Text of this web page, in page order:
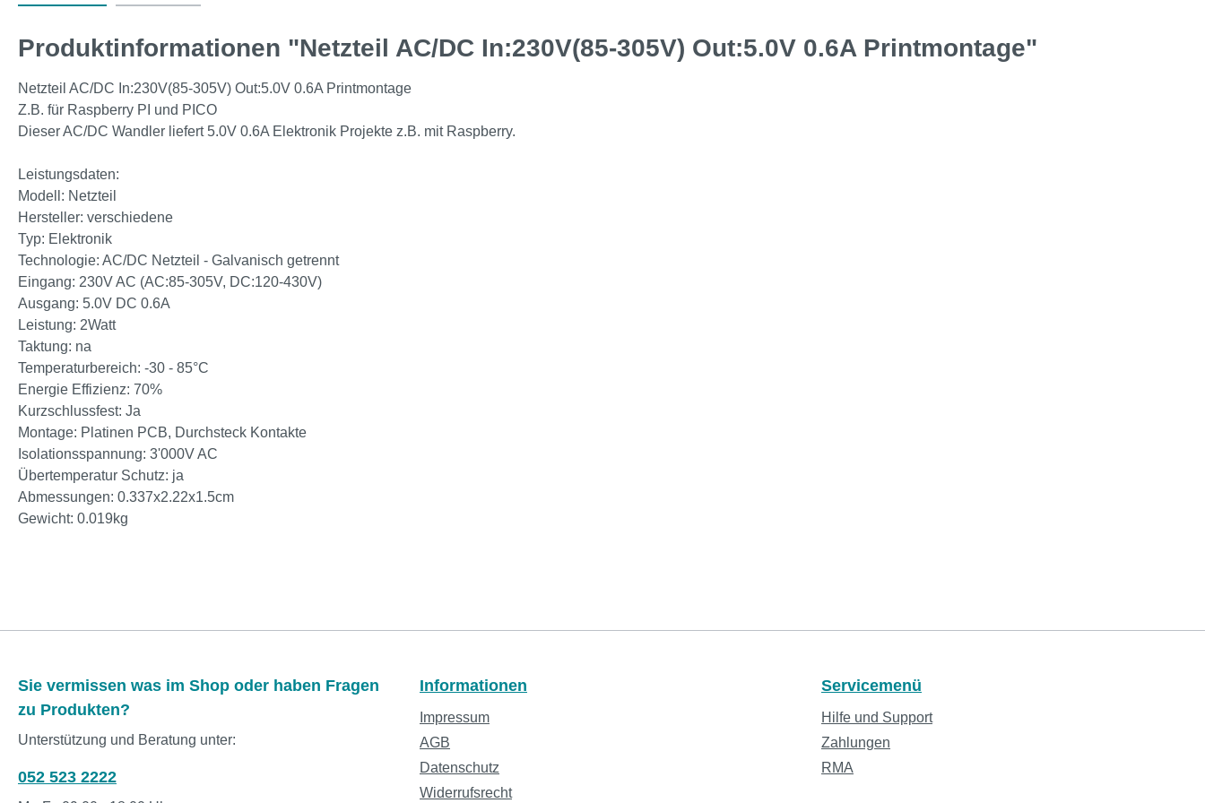
Produktinformationen "Netzteil AC/DC In:230V(85-305V) Out:5.0V 0.6A Printmontage"
Netzteil AC/DC In:230V(85-305V) Out:5.0V 0.6A Printmontage
Z.B. für Raspberry PI und PICO
Dieser AC/DC Wandler liefert 5.0V 0.6A Elektronik Projekte z.B. mit Raspberry.
Leistungsdaten:
Modell: Netzteil
Hersteller: verschiedene
Typ: Elektronik
Technologie: AC/DC Netzteil - Galvanisch getrennt
Eingang: 230V AC (AC:85-305V, DC:120-430V)
Ausgang: 5.0V DC 0.6A
Leistung: 2Watt
Taktung: na
Temperaturbereich: -30 - 85°C
Energie Effizienz: 70%
Kurzschlussfest: Ja
Montage: Platinen PCB, Durchsteck Kontakte
Isolationsspannung: 3'000V AC
Übertemperatur Schutz: ja
Abmessungen: 0.337x2.22x1.5cm
Gewicht: 0.019kg
Sie vermissen was im Shop oder haben Fragen
zu Produkten?
Unterstützung und Beratung unter:
052 523 2222
Informationen
Impressum
AGB
Datenschutz
Widerrufsrecht
Servicemenü
Hilfe und Support
Zahlungen
RMA